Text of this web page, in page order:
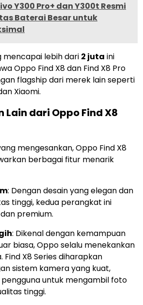
Y300 Pro+ dan Y300t Resmi
Baterai Besar untuk
mencapai lebih dari 2 juta ini
Oppo Find X8 dan Find X8 Pro
flagship dari merek lain seperti
Xiaomi.
Lain dari Oppo Find X8
mengesankan, Oppo Find X8
berbagai fitur menarik
: Dengan desain yang elegan dan
tinggi, kedua perangkat ini
premium.
: Dikenal dengan kemampuan
biasa, Oppo selalu menekankan
Find X8 Series diharapkan
sistem kamera yang kuat,
untuk mengambil foto
tinggi.